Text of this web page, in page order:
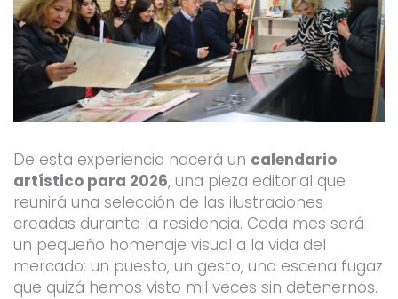
De esta experiencia nacerá un calendario
artístico para 2026, una pieza editorial que
reunirá una selección de las ilustraciones
creadas durante la residencia. Cada mes será
un pequeño homenaje visual a la vida del
mercado: un puesto, un gesto, una escena fugaz
que quizá hemos visto mil veces sin detenernos.